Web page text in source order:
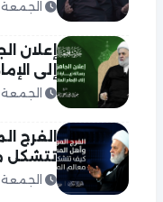
الجمعة 07 آب 2026
إعلان
إلى
الجمعة 07 آب 2026
الفرج
تتشكل
الجمعة 07 آب 2026